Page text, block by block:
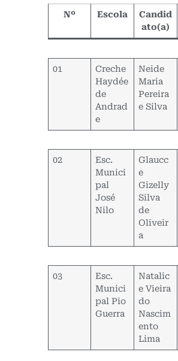
Nº Escola
Candid
ato(a)
01
Creche
Haydée
de
Andrad
e
Neide
Maria
Pereira
e Silva
02
Esc.
Munici
pal
José
Nilo
Glaucc
e
Gizelly
Silva
de
Oliveir
a
03
Esc.
Munici
pal Pio
Guerra
Natalic
e Vieira
do
Nascim
ento
Lima